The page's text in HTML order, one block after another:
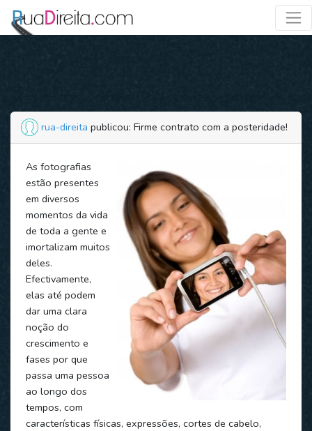
rua-direita publicou: Firme contrato com a posteridade!
As fotografias
estão presentes
em diversos
momentos da vida
de toda a gente e
imortalizam muitos
deles.
Efectivamente,
elas até podem
dar uma clara
noção do
crescimento e
fases por que
passa uma pessoa
ao longo dos
tempos, com
características físicas, expressões, cortes de cabelo,